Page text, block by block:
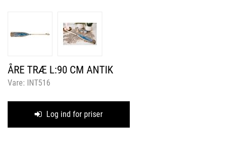
ÅRE TRÆ L:90 CM ANTIK
Vare: INT516
Log ind for priser